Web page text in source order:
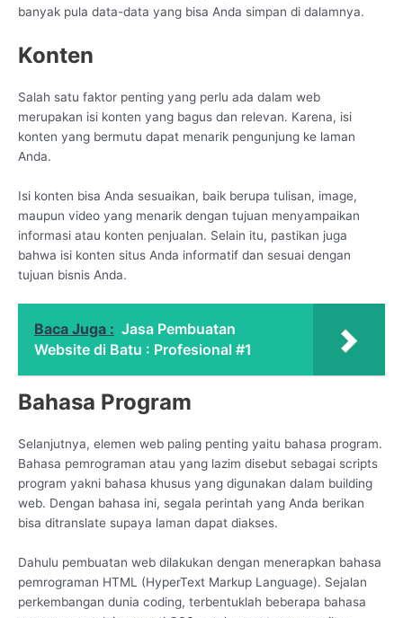
banyak pula data-data yang bisa Anda simpan di dalamnya.
Konten
Salah satu faktor penting yang perlu ada dalam web
merupakan isi konten yang bagus dan relevan. Karena, isi
konten yang bermutu dapat menarik pengunjung ke laman
Anda.
Isi konten bisa Anda sesuaikan, baik berupa tulisan, image,
maupun video yang menarik dengan tujuan menyampaikan
informasi atau konten penjualan. Selain itu, pastikan juga
bahwa isi konten situs Anda informatif dan sesuai dengan
tujuan bisnis Anda.
Baca Juga : Jasa Pembuatan
Website di Batu : Profesional #1
Bahasa Program
Selanjutnya, elemen web paling penting yaitu bahasa program.
Bahasa pemrograman atau yang lazim disebut sebagai scripts
program yakni bahasa khusus yang digunakan dalam building
web. Dengan bahasa ini, segala perintah yang Anda berikan
bisa ditranslate supaya laman dapat diakses.
Dahulu pembuatan web dilakukan dengan menerapkan bahasa
pemrograman HTML (HyperText Markup Language). Sejalan
perkembangan dunia coding, terbentuklah beberapa bahasa